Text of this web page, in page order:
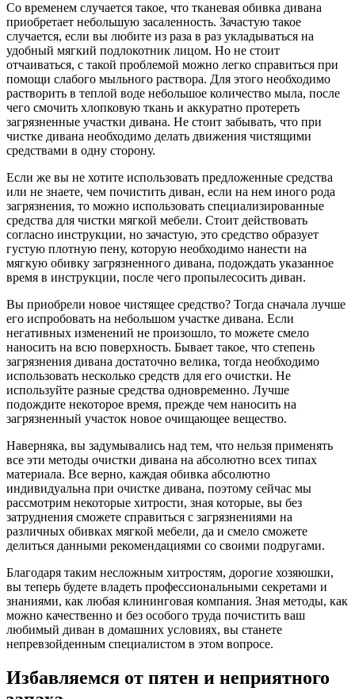
Со временем случается такое, что тканевая обивка дивана
приобретает небольшую засаленность. Зачастую такое
случается, если вы любите из раза в раз укладываться на
удобный мягкий подлокотник лицом. Но не стоит
отчаиваться, с такой проблемой можно легко справиться при
помощи слабого мыльного раствора. Для этого необходимо
растворить в теплой воде небольшое количество мыла, после
чего смочить хлопковую ткань и аккуратно протереть
загрязненные участки дивана. Не стоит забывать, что при
чистке дивана необходимо делать движения чистящими
средствами в одну сторону.
Если же вы не хотите использовать предложенные средства
или не знаете, чем почистить диван, если на нем иного рода
загрязнения, то можно использовать специализированные
средства для чистки мягкой мебели. Стоит действовать
согласно инструкции, но зачастую, это средство образует
густую плотную пену, которую необходимо нанести на
мягкую обивку загрязненного дивана, подождать указанное
время в инструкции, после чего пропылесосить диван.
Вы приобрели новое чистящее средство? Тогда сначала лучше
его испробовать на небольшом участке дивана. Если
негативных изменений не произошло, то можете смело
наносить на всю поверхность. Бывает такое, что степень
загрязнения дивана достаточно велика, тогда необходимо
использовать несколько средств для его очистки. Не
используйте разные средства одновременно. Лучше
подождите некоторое время, прежде чем наносить на
загрязненный участок новое очищающее вещество.
Наверняка, вы задумывались над тем, что нельзя применять
все эти методы очистки дивана на абсолютно всех типах
материала. Все верно, каждая обивка абсолютно
индивидуальна при очистке дивана, поэтому сейчас мы
рассмотрим некоторые хитрости, зная которые, вы без
затруднения сможете справиться с загрязнениями на
различных обивках мягкой мебели, да и смело сможете
делиться данными рекомендациями со своими подругами.
Благодаря таким несложным хитростям, дорогие хозяюшки,
вы теперь будете владеть профессиональными секретами и
знаниями, как любая клининговая компания. Зная методы, как
можно качественно и без особого труда почистить ваш
любимый диван в домашних условиях, вы станете
непревзойденным специалистом в этом вопросе.
Избавляемся от пятен и неприятного